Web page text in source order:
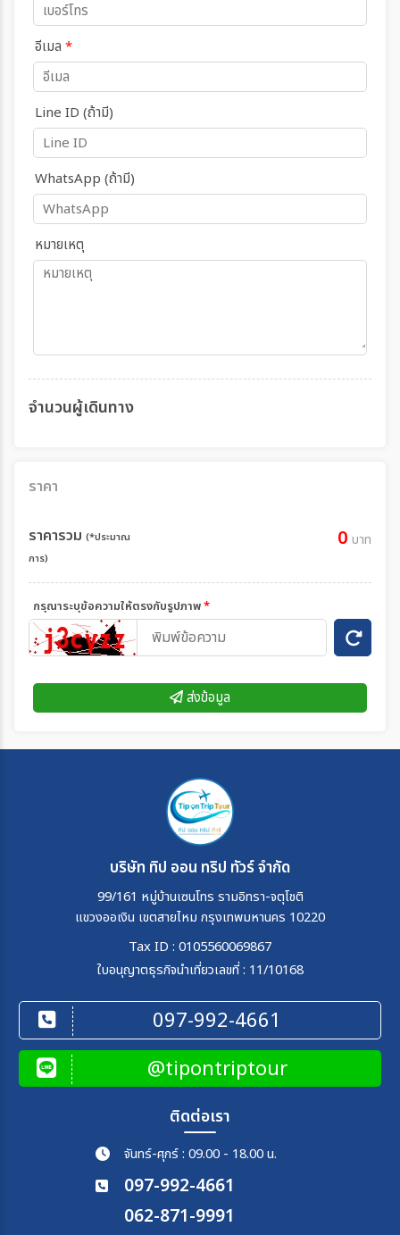
อีเมล *
Line ID (ถ้ามี)
WhatsApp (ถ้ามี)
หมายเหตุ
จำนวนผู้เดินทาง
ราคา
ราคารวม (*ประมาณ
การ)
0 บาท
กรุณาระบุข้อความให้ตรงกับรูปภาพ*
ส่งข้อมูล
บริษัท ทิป ออน ทริป ทัวร์ จำกัด
99/161 หมู่บ้านเซนโทร รามอิทรา-จตุโชติ
แขวงออเงิน เขตสายไหม กรุงเทพมหานคร 10220
Tax ID : 0105560069867
ใบอนุญาตธุรกิจนำเที่ยวเลขที่ : 11/10168
097-992-4661
@tipontriptour
ติดต่อเรา
จันทร์-ศุกร์ : 09.00 - 18.00 น.
097-992-4661
062-871-9991